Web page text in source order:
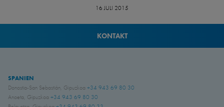
16 JULI 2015
KONTAKT
SPANIEN
Donostia-San Sebastián, Gipuzkoa +34 943 69 80 30
Anoeta, Gipuzkoa +34 943 69 80 30